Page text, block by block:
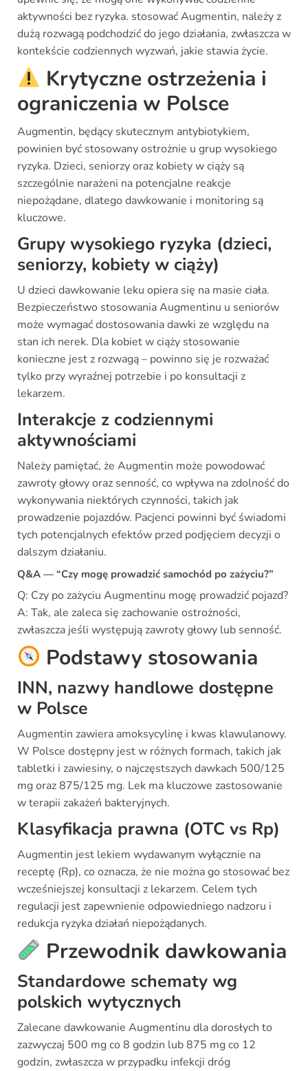
aktywności bez ryzyka. stosować Augmentin, należy z
dużą rozwagą podchodzić do jego działania, zwłaszcza w
kontekście codziennych wyzwań, jakie stawia życie.
Krytyczne ostrzeżenia i
ograniczenia w Polsce
Augmentin, będący skutecznym antybiotykiem,
powinien być stosowany ostrożnie u grup wysokiego
ryzyka. Dzieci, seniorzy oraz kobiety w ciąży są
szczególnie narażeni na potencjalne reakcje
niepożądane, dlatego dawkowanie i monitoring są
kluczowe.
Grupy wysokiego ryzyka (dzieci,
seniorzy, kobiety w ciąży)
U dzieci dawkowanie leku opiera się na masie ciała.
Bezpieczeństwo stosowania Augmentinu u seniorów
może wymagać dostosowania dawki ze względu na
stan ich nerek. Dla kobiet w ciąży stosowanie
konieczne jest z rozwagą – powinno się je rozważać
tylko przy wyraźnej potrzebie i po konsultacji z
lekarzem.
Interakcje z codziennymi
aktywnościami
Należy pamiętać, że Augmentin może powodować
zawroty głowy oraz senność, co wpływa na zdolność do
wykonywania niektórych czynności, takich jak
prowadzenie pojazdów. Pacjenci powinni być świadomi
tych potencjalnych efektów przed podjęciem decyzji o
dalszym działaniu.
Q&A — “Czy mogę prowadzić samochód po zażyciu?”
Q: Czy po zażyciu Augmentinu mogę prowadzić pojazd?
A: Tak, ale zaleca się zachowanie ostrożności,
zwłaszcza jeśli występują zawroty głowy lub senność.
Podstawy stosowania
INN, nazwy handlowe dostępne
w Polsce
Augmentin zawiera amoksycylinę i kwas klawulanowy.
W Polsce dostępny jest w różnych formach, takich jak
tabletki i zawiesiny, o najczęstszych dawkach 500/125
mg oraz 875/125 mg. Lek ma kluczowe zastosowanie
w terapii zakażeń bakteryjnych.
Klasyfikacja prawna (OTC vs Rp)
Augmentin jest lekiem wydawanym wyłącznie na
receptę (Rp), co oznacza, że nie można go stosować bez
wcześniejszej konsultacji z lekarzem. Celem tych
regulacji jest zapewnienie odpowiedniego nadzoru i
redukcja ryzyka działań niepożądanych.
Przewodnik dawkowania
Standardowe schematy wg
polskich wytycznych
Zalecane dawkowanie Augmentinu dla dorosłych to
zazwyczaj 500 mg co 8 godzin lub 875 mg co 12
godzin, zwłaszcza w przypadku infekcji dróg